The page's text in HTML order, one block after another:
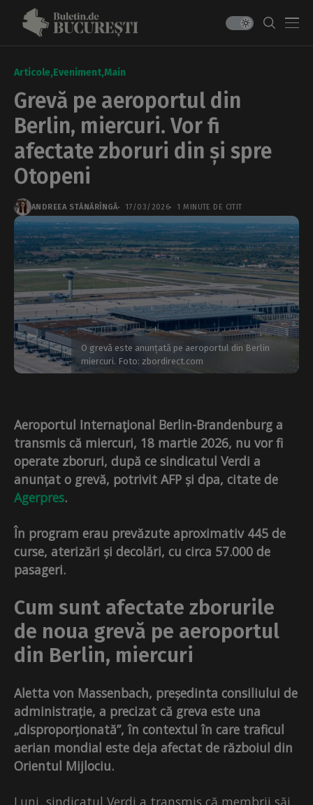
Articole Eveniment Main
Grevă pe aeroportul din
Berlin, miercuri. Vor fi
afectate zboruri din și spre
Otopeni
ANDREEA STĂNĂRÎNGĂ 17/03/2026 1 MINUTE DE CITIT
O grevă este anunțată pe aeroportul din Berlin
miercuri. Foto: zbordirect.com
Aeroportul Internaţional Berlin-Brandenburg a
transmis că miercuri, 18 martie 2026, nu vor fi
operate zboruri, după ce sindicatul Verdi a
anunțat o grevă, potrivit AFP și dpa, citate de
Agerpres.
În program erau prevăzute aproximativ 445 de
curse, aterizări și decolări, cu circa 57.000 de
pasageri.
Cum sunt afectate zborurile
de noua grevă pe aeroportul
din Berlin, miercuri
Aletta von Massenbach, președinta consiliului de
administrație, a precizat că greva este una
„disproporționată”, în contextul în care traficul
aerian mondial este deja afectat de războiul din
Orientul Mijlociu.
Luni, sindicatul Verdi a transmis că membrii săi